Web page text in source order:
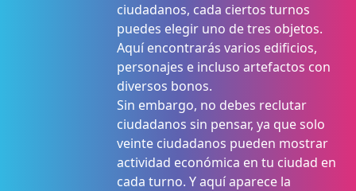
ciudadanos, cada ciertos turnos
puedes elegir uno de tres objetos.
Aquí encontrarás varios edificios,
personajes e incluso artefactos con
diversos bonos.
Sin embargo, no debes reclutar
ciudadanos sin pensar, ya que solo
veinte ciudadanos pueden mostrar
actividad económica en tu ciudad en
cada turno. Y aquí aparece la